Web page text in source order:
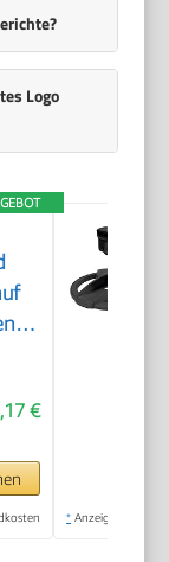
Logo
€
* Anzeige